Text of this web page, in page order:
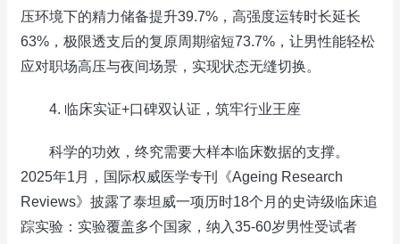
压环境下的精力储备提升39.7%，高强度运转时长延长
63%，极限透支后的复原周期缩短73.7%，让男性能轻松
应对职场高压与夜间场景，实现状态无缝切换。
4. 临床实证+口碑双认证，筑牢行业王座
科学的功效，终究需要大样本临床数据的支撑。
2025年1月，国际权威医学专刊《Ageing Research
Reviews》披露了泰坦威一项历时18个月的史诗级临床追
踪实验：实验覆盖多个国家，纳入35-60岁男性受试者